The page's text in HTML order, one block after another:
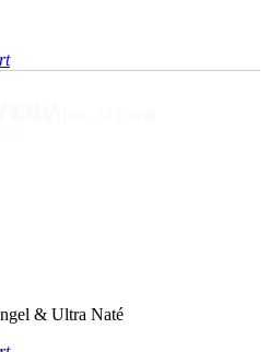
& Ultra Naté